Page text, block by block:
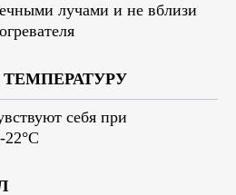
лучами и не вблизи
себя при
22°C